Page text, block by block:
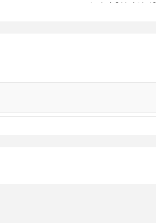
7명 사망 [현장영상]